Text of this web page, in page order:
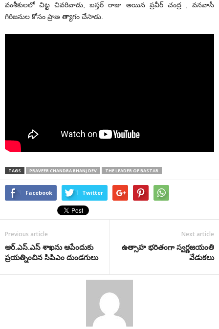
వంశీకులలో చిట్ట చివరివాడు, బస్తర్ రాజు అయిన ప్రవీర్ చంద్ర , వనవాసీ
గిరిజనుల కోసం ప్రాణ త్యాగం చేసాడు.
TAGS PRAVEER CHANDRA BHANJ DEV THE LEADER OF BASTAR
Facebook Twitter
Previous article
ఆర్.ఎస్.ఎస్ శాఖను ఆపేందుకు
ప్రయత్నించిన సిపిఎం దుండగులు
Next article
ఉత్సాహ భరితంగా స్వర్ణజయంతి
వేడుకలు